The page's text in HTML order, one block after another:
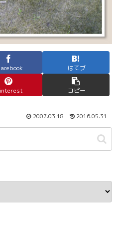
はてブ
コピー
2007.03.18 2016.05.31